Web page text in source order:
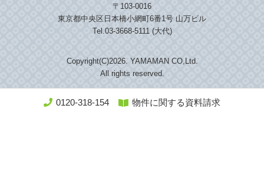
〒103-0016
東京都中央区日本橋小網町6番1号 山万ビル
Tel.03-3668-5111 (大代)
Copyright(C)2026. YAMAMAN CO,Ltd.
All rights reserved.
0120-318-154 物件に関する資料請求